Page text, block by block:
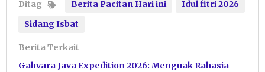
Ditag Berita Pacitan Hari ini
Idul fitri 2026
Sidang Isbat
Berita Terkait
Gahvara Java Expedition 2026: Menguak Rahasia